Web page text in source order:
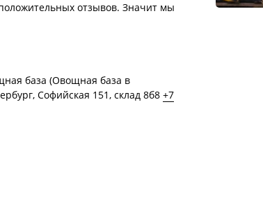
отзывов. Значит мы
база (Овощная база в
Софийская 151, склад 8б8 +7